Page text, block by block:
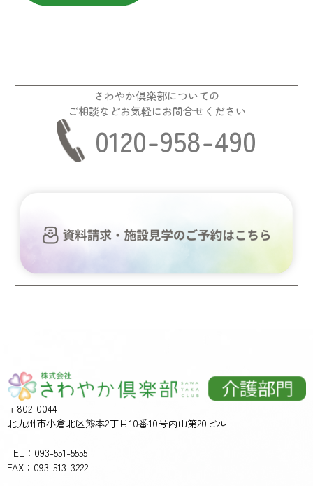
さわやか倶楽部についての
ご相談などお気軽にお問合せください
0120-958-490
〒802-0044
北九州市小倉北区熊本2丁目10番10号内山第20ビル
TEL：093-551-5555
FAX：093-513-3222